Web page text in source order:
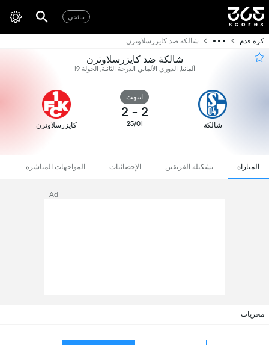
نتائجي
كرة قدم شالكة ضد كايزرسلاوترن
شالكة ضد كايزرسلاوترن
ألمانيا, الدوري الألماني الدرجة الثانية, الجولة 19
شالكة
انتهت
2
-
2
25/01 كايزرسلاوترن
المباراة تشكيلة الفريقين الإحصائيات المواجهات المباشرة
Ad
مجريات